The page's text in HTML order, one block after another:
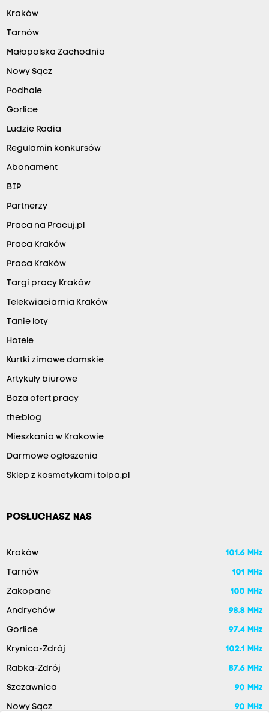
Kraków
Tarnów
Małopolska Zachodnia
Nowy Sącz
Podhale
Gorlice
Ludzie Radia
Regulamin konkursów
Abonament
BIP
Partnerzy
Praca na Pracuj.pl
Praca Kraków
Praca Kraków
Targi pracy Kraków
Telekwiaciarnia Kraków
Tanie loty
Hotele
Kurtki zimowe damskie
Artykuły biurowe
Baza ofert pracy
the:blog
Mieszkania w Krakowie
Darmowe ogłoszenia
Sklep z kosmetykami tolpa.pl
POSŁUCHASZ NAS
Kraków 101.6 MHz
Tarnów 101 MHz
Zakopane 100 MHz
Andrychów 98.8 MHz
Gorlice 97.4 MHz
Krynica-Zdrój 102.1 MHz
Rabka-Zdrój 87.6 MHz
Szczawnica 90 MHz
Nowy Sącz 90 MHz